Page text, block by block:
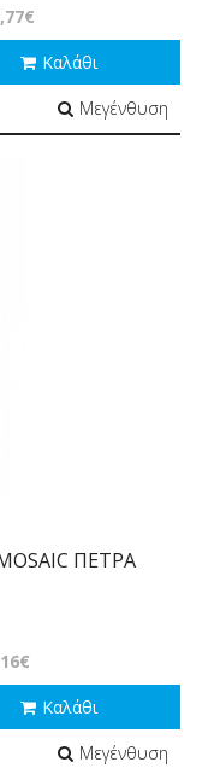
Καλάθι
Μεγένθυση
ΠΕΤΡΑ
Καλάθι
Μεγένθυση